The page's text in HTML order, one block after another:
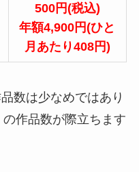
500円(税込)
年額4,900円(ひと
月あたり408円)
数は少なめではあり
作品数が際立ちます